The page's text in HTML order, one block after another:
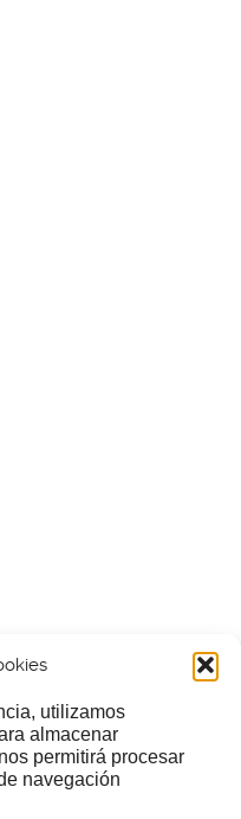
utilizamos
almacenar
permitirá procesar
navegación